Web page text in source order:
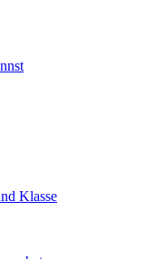
Klasse